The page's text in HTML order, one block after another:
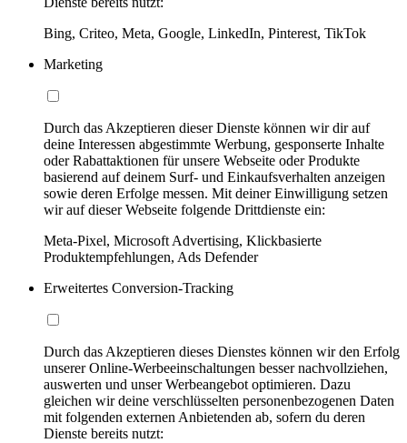
Bing, Criteo, Meta, Google, LinkedIn, Pinterest, TikTok
Marketing
Durch das Akzeptieren dieser Dienste können wir dir auf
deine Interessen abgestimmte Werbung, gesponserte Inhalte
oder Rabattaktionen für unsere Webseite oder Produkte
basierend auf deinem Surf- und Einkaufsverhalten anzeigen
sowie deren Erfolge messen. Mit deiner Einwilligung setzen
wir auf dieser Webseite folgende Drittdienste ein:
Meta-Pixel, Microsoft Advertising, Klickbasierte
Produktempfehlungen, Ads Defender
Erweitertes Conversion-Tracking
Durch das Akzeptieren dieses Dienstes können wir den Erfolg
unserer Online-Werbeeinschaltungen besser nachvollziehen,
auswerten und unser Werbeangebot optimieren. Dazu
gleichen wir deine verschlüsselten personenbezogenen Daten
mit folgenden externen Anbietenden ab, sofern du deren
Dienste bereits nutzt: